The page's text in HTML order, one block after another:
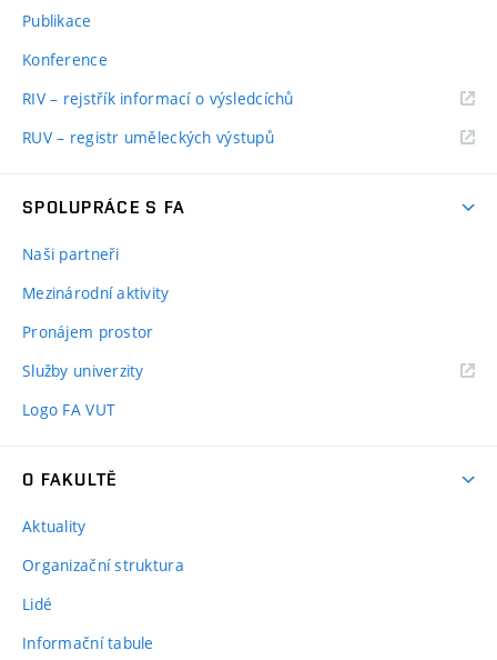
Publikace
Konference
RIV – rejstřík informací o výsledcíchů
RUV – registr uměleckých výstupů
SPOLUPRÁCE S FA
Naši partneři
Mezinárodní aktivity
Pronájem prostor
Služby univerzity
Logo FA VUT
O FAKULTĚ
Aktuality
Organizační struktura
Lidé
Informační tabule